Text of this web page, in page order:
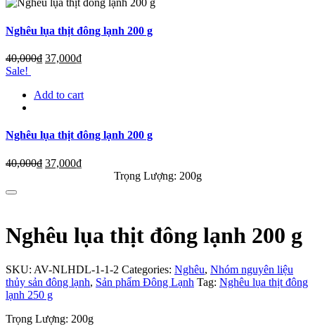
Nghêu lụa thịt đông lạnh 200 g
40,000₫ 37,000₫
Sale!
Add to cart
Nghêu lụa thịt đông lạnh 200 g
40,000₫ 37,000₫
Trọng Lượng: 200g
Nghêu lụa thịt đông lạnh 200 g
SKU: AV-NLHDL-1-1-2 Categories: Nghêu, Nhóm nguyên liệu
thủy sản đông lạnh, Sản phẩm Đông Lạnh Tag: Nghêu lụa thịt đông
lạnh 250 g
Trọng Lượng: 200g